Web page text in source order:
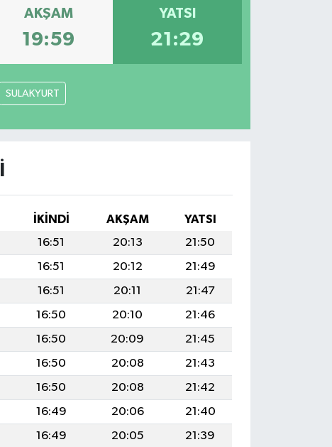
AKŞAM
19:59
YATSI
21:29
SULAKYURT
İKINDI AKŞAM
YATSI
16:51 20:13
21:50
16:51 20:12
21:49
16:51 20:11
21:47
16:50 20:10
21:46
16:50 20:09
21:45
16:50 20:08
21:43
16:50 20:08
21:42
16:49 20:06
21:40
16:49 20:05
21:39